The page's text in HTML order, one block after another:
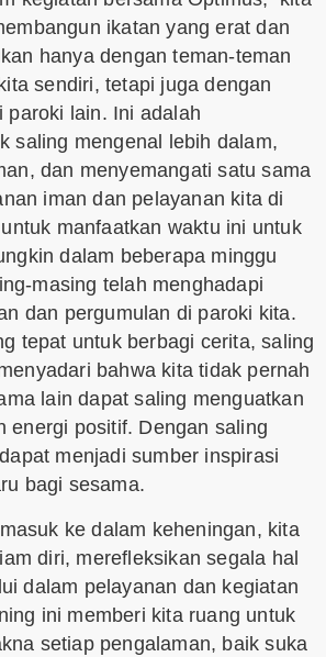
ikatan yang erat dan
hanya dengan teman-teman
sendiri, tetapi juga dengan
paroki lain. Ini adalah
saling mengenal lebih dalam,
dan menyemangati satu sama
iman dan pelayanan kita di
manfaatkan waktu ini untuk
dalam beberapa minggu
masing telah menghadapi
dan pergumulan di paroki kita.
tepat untuk berbagi cerita, saling
bahwa kita tidak pernah
lain dapat saling menguatkan
energi positif. Dengan saling
menjadi sumber inspirasi
bagi sesama.
ke dalam keheningan, kita
diri, merefleksikan segala hal
dalam pelayanan dan kegiatan
ini memberi kita ruang untuk
setiap pengalaman, baik suka